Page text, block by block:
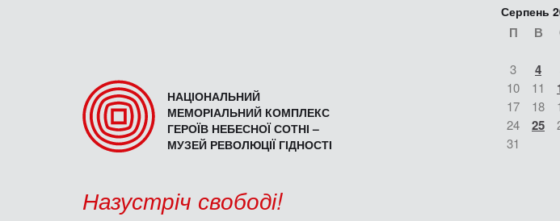
НАЦІОНАЛЬНИЙ
МЕМОРІАЛЬНИЙ КОМПЛЕКС
ГЕРОЇВ НЕБЕСНОЇ СОТНІ –
МУЗЕЙ РЕВОЛЮЦІЇ ГІДНОСТІ
Серпень
П В
3 4
10
11
17
18
24
25
31
Назустріч свободі!